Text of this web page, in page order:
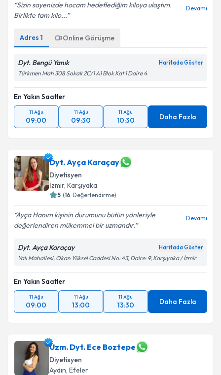
Sizin sayenizde hocam hedeflediğim kiloya ulaştım.
Birlikte tam kilo...
Devamı
Adres 1 Online Görüşme
Dyt. Bengü Yanık Haritada Göster
Türkmen Mah 308 Sokak 2C/1 A1 Blok Kat 1 Daire 4
En Yakın Saatler
11 Ağu
09:00
11 Ağu
09:30
11 Ağu
10:30 Daha Fazla
Dyt. Ayça Karaçay
Diyetisyen
İzmir, Karşıyaka
5 (16 Değerlendirme)
Ayça Hanım kişinin durumunu bütün yönleriyle
değerlendiren mükemmel bir uzmandır.
Devamı
Dyt. Ayça Karaçay Haritada Göster
Yalı Mahallesi, Okan Yüksel Caddesi No: 43, Daire: 9, Karşıyaka / İzmir
En Yakın Saatler
11 Ağu
09:00
11 Ağu
13:00
11 Ağu
13:30 Daha Fazla
Uzm. Dyt. Ece Boztepe
Diyetisyen
Aydın, Efeler